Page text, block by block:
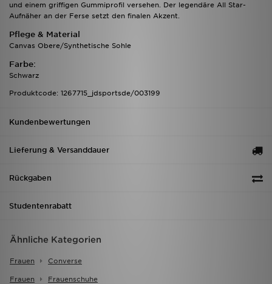
und einem griffigen Gummiprofil versehen. Der legendäre All Star-
Aufnäher an der Ferse setzt den finalen Akzent.
Pflege & Material
Canvas Obere/Synthetische Sohle
Farbe:
Schwarz
Produktcode: 1267715_jdsportsde/003199
Kundenbewertungen
Lieferung & Versanddauer
Rückgaben
Studentenrabatt
Ähnliche Kategorien
Frauen Converse
Frauen Frauenschuhe